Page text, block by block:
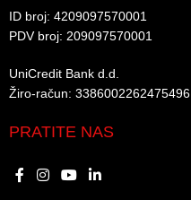
ID broj: 4209097570001​
PDV broj: 209097570001 ​
UniCredit Bank d.d.​
Žiro-račun: 3386002262475496​​
PRATITE NAS